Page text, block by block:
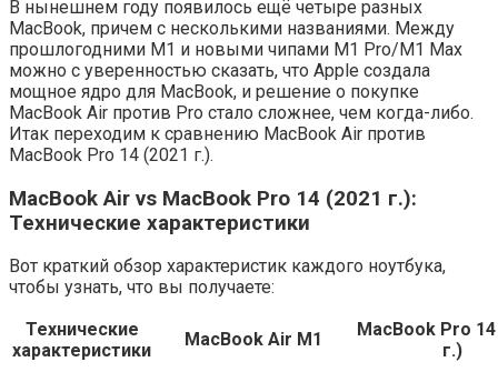
В нынешнем году появилось ещё четыре разных
MacBook, причем с несколькими названиями. Между
прошлогодними M1 и новыми чипами M1 Pro/M1 Max
можно с уверенностью сказать, что Apple создала
мощное ядро для MacBook, и решение о покупке
MacBook Air против Pro стало сложнее, чем когда-либо.
Итак переходим к сравнению MacBook Air против
MacBook Pro 14 (2021 г.).
MacBook Air vs MacBook Pro 14 (2021 г.):
Технические характеристики
Вот краткий обзор характеристик каждого ноутбука,
чтобы узнать, что вы получаете:
Технические
характеристики
MacBook Air M1
MacBook Pro
г.)